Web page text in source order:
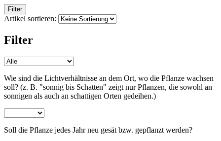
Filter
Artikel sortieren:
Filter
Wie sind die Lichtverhältnisse an dem Ort, wo die Pflanze wachsen
soll? (z. B. "sonnig bis Schatten" zeigt nur Pflanzen, die sowohl an
sonnigen als auch an schattigen Orten gedeihen.)
Soll die Pflanze jedes Jahr neu gesät bzw. gepflanzt werden?